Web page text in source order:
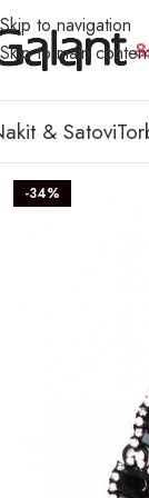
Skip to navigation
Skip to main
& Satovi
-34%